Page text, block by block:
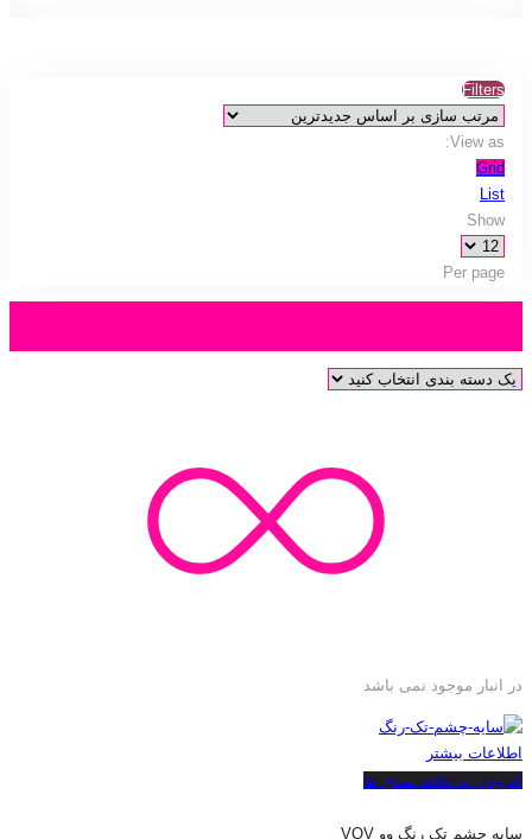
Filters
View as:
Grid
List
Show
Per page
در انبار موجود نمی باشد
اطلاعات بیشتر
افزودن به علاقه مندی ها
سایه چشم تک رنگ وو VOV